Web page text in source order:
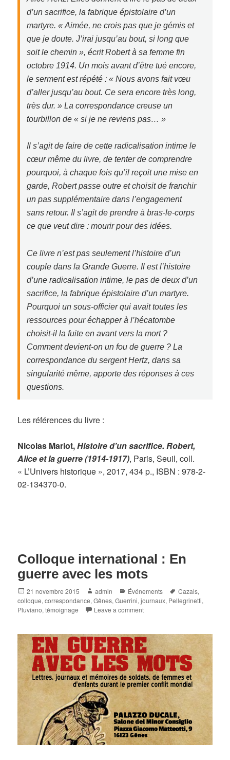
d’un sacrifice, la fabrique épistolaire d’un
martyre. « Aimée, ne crois pas que je gémis et
que je doute. J’irai jusqu’au bout, si long que
soit le chemin », écrit Robert à sa femme fin
octobre 1914. Un mois avant d’être tué encore,
le serment est répété : « Nous avons fait vœu
d’aller jusqu’au bout. Ce sera encore très long,
très dur. » La correspondance creuse un
tourbillon de « si je ne reviens pas… »
Il s’agit de faire de cette radicalisation intime le
cœur même du livre, de tenter de comprendre
pourquoi, à chaque fois qu’il reçoit une mise en
garde, Robert passe outre et choisit de franchir
un pas supplémentaire dans l’engagement
sans retour. Il s’agit de prendre à bras-le-corps
ce que veut dire : mourir pour des idées.
Ce livre n’est pas seulement l’histoire d’un
couple dans la Grande Guerre. Il est l’histoire
d’une radicalisation intime, le pas de deux d’un
sacrifice, la fabrique épistolaire d’un martyre.
Pourquoi un sous-officier qui avait toutes les
ressources pour échapper à l’hécatombe
choisit-il la fuite en avant vers la mort ?
Comment devient-on un fou de guerre ? La
correspondance du sergent Hertz, dans sa
singularité même, apporte des réponses à ces
questions.
Les références du livre :
Nicolas Mariot,Histoire d’un sacrifice. Robert,
Alice et la guerre (1914-1917), Paris, Seuil, coll.
« L’Univers historique », 2017, 434 p., ISBN : 978-2-
02-134370-0.
Colloque international : En
guerre avec les mots
Posted
on
21 novembre 2015 Author
admin Categories
Événements Tags
Cazals,
colloque,correspondance,Gênes,Guerrini,journaux, Pellegrinetti,
Pluviano,témoignage Leave a comment